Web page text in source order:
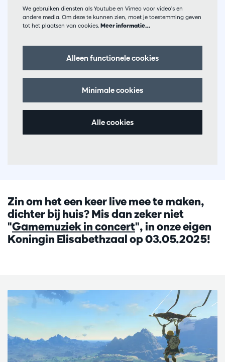
We gebruiken diensten als Youtube en Vimeo voor video's en
andere media. Om deze te kunnen zien, moet je toestemming geven
tot het plaatsen van cookies. Meer informatie…
Alleen functionele cookies
Minimale cookies
Alle cookies
Zin om het een keer live mee te maken,
dichter bij huis? Mis dan zeker niet
"Gamemuziek in concert", in onze eigen
Koningin Elisabethzaal op 03.05.2025!